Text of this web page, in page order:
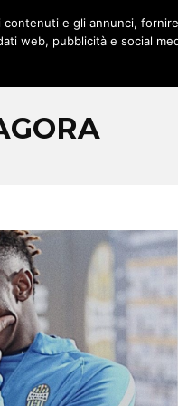
contenuti e gli annunci,
web, pubblicità e social